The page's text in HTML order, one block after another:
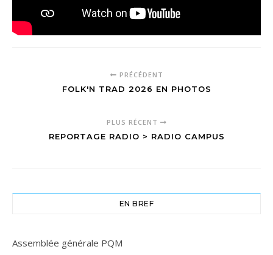
PRÉCÉDENT
FOLK'N TRAD 2026 EN PHOTOS
PLUS RÉCENT
REPORTAGE RADIO > RADIO CAMPUS
EN BREF
Assemblée générale PQM